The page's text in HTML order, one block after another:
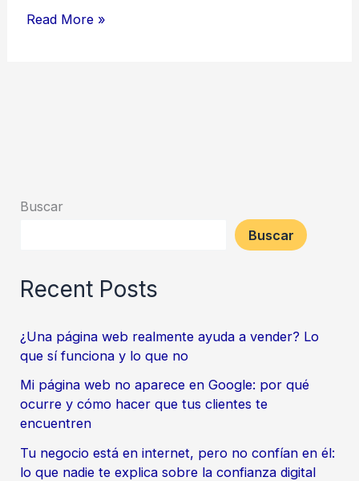
Read More »
Buscar
Buscar
Recent Posts
¿Una página web realmente ayuda a vender? Lo
que sí funciona y lo que no
Mi página web no aparece en Google: por qué
ocurre y cómo hacer que tus clientes te
encuentren
Tu negocio está en internet, pero no confían en él:
lo que nadie te explica sobre la confianza digital